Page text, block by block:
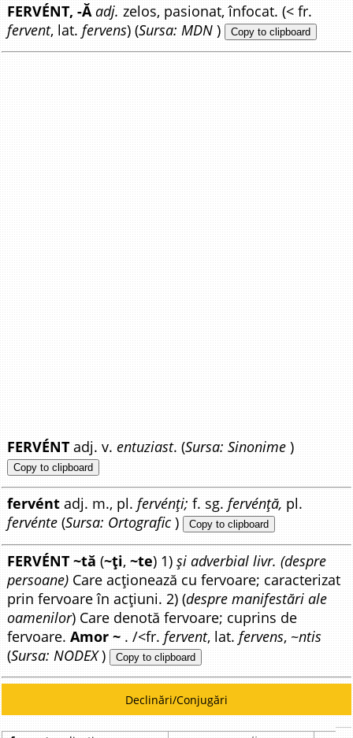
FERVÉNT, -Ă adj. zelos, pasionat, înfocat. (< fr.
fervent, lat. fervens) (Sursa: MDN ) Copy to clipboard
FERVÉNT adj. v.entuziast. (Sursa: Sinonime )
Copy to clipboard
fervént adj. m., pl.fervénți;f. sg.fervénță, pl.
fervénte (Sursa: Ortografic ) Copy to clipboard
FERVÉNT ~tă (~ți,~te) 1)și adverbial livr. (despre
persoane) Care acționează cu fervoare; caracterizat
prin fervoare în acțiuni. 2) (despre manifestări ale
oamenilor) Care denotă fervoare; cuprins de
fervoare.Amor ~ . /<fr. fervent, lat. fervens, ~ntis
(Sursa: NODEX) Copy to clipboard
Declinări/Conjugări